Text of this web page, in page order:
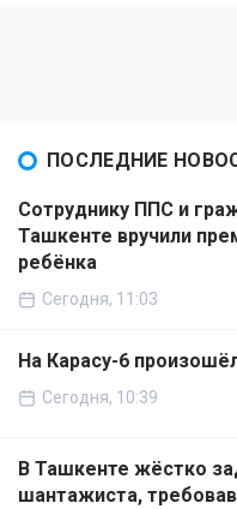
ПОСЛЕДНИЕ
Сотруднику ППС и
Ташкенте вручили
ребёнка
Сегодня, 11:03
На Карасу-6
Сегодня, 10:39
В Ташкенте жёстко
шантажиста,